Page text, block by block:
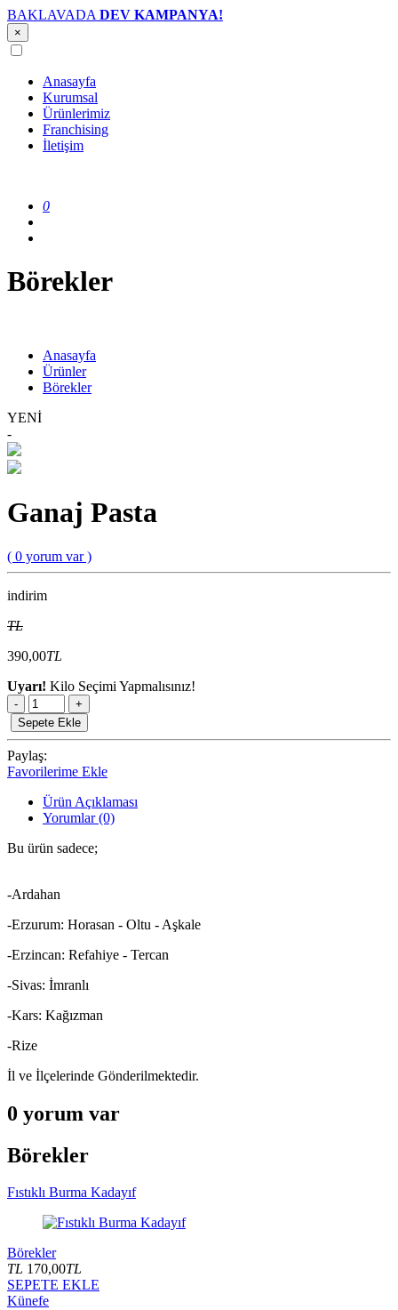
BAKLAVADA DEV KAMPANYA!
×
Anasayfa
Kurumsal
Ürünlerimiz
Franchising
İletişim
0
Börekler
Anasayfa
Ürünler
Börekler
YENİ
-
Ganaj Pasta
( 0 yorum var )
indirim
TL
390,00TL
Uyarı! Kilo Seçimi Yapmalısınız!
-
+
Sepete Ekle
Paylaş:
Favorilerime Ekle
Ürün Açıklaması
Yorumlar (0)
Bu ürün sadece;
-Ardahan
-Erzurum: Horasan - Oltu - Aşkale
-Erzincan: Refahiye - Tercan
-Sivas: İmranlı
-Kars: Kağızman
-Rize
İl ve İlçelerinde Gönderilmektedir.
0 yorum var
Börekler
Fıstıklı Burma Kadayıf
Börekler
TL 170,00TL
SEPETE EKLE
Künefe